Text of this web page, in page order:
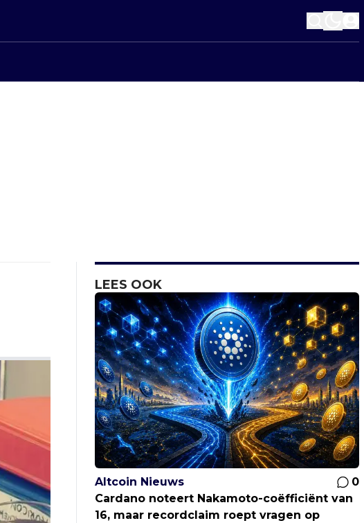
LEES OOK
Altcoin Nieuws
0
Cardano noteert Nakamoto-coëfficiënt van
16, maar recordclaim roept vragen op